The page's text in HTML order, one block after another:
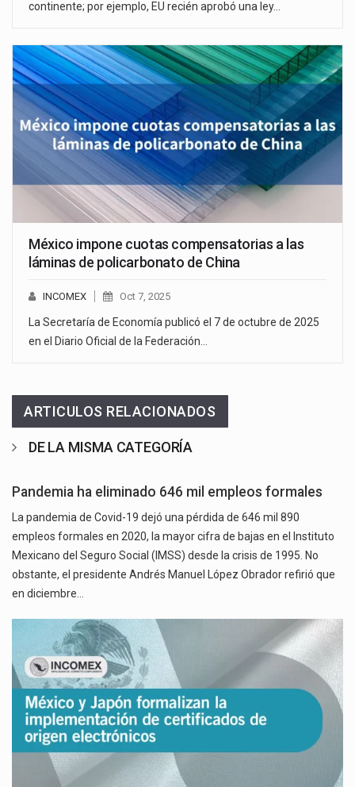
continente; por ejemplo, EU recién aprobó una ley…
México impone cuotas compensatorias a las
láminas de policarbonato de China
INCOMEX Oct 7, 2025
La Secretaría de Economía publicó el 7 de octubre de 2025
en el Diario Oficial de la Federación…
ARTICULOS RELACIONADOS
DE LA MISMA CATEGORÍA
Pandemia ha eliminado 646 mil empleos formales
La pandemia de Covid-19 dejó una pérdida de 646 mil 890
empleos formales en 2020, la mayor cifra de bajas en el Instituto
Mexicano del Seguro Social (IMSS) desde la crisis de 1995. No
obstante, el presidente Andrés Manuel López Obrador refirió que
en diciembre…